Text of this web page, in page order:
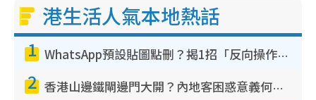
港生活人氣本地熱話
1 WhatsApp預設貼圖點刪？揭1招「反向操作」還原簡潔介面 附3步實測教學
2 香港山邊鐵閘邊門大開？內地客困惑意義何在！網民神回覆：呢種叫法理性防禦